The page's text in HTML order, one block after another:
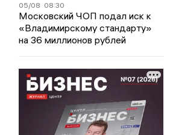
05/08 08:30
Московский ЧОП подал иск к
«Владимирскому стандарту»
на 36 миллионов рублей